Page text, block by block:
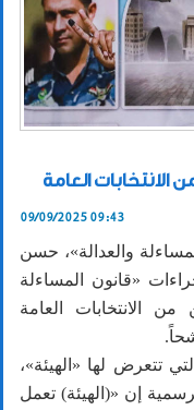
09/09/2025 09:43
والعدالة»، حسن
«قانون المساءلة
من الانتخابات العامة
تتعرض لها «الهيئة»،
إن «(الهيئة) تعمل